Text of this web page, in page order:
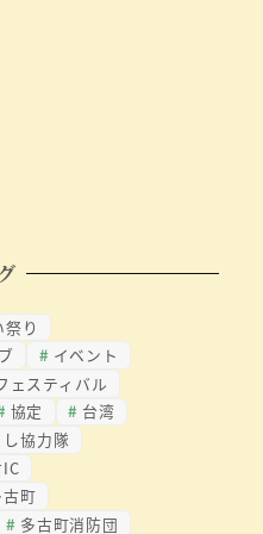
り
イベント
ェスティバル
協定
台湾
協力隊
古町
多古町消防団